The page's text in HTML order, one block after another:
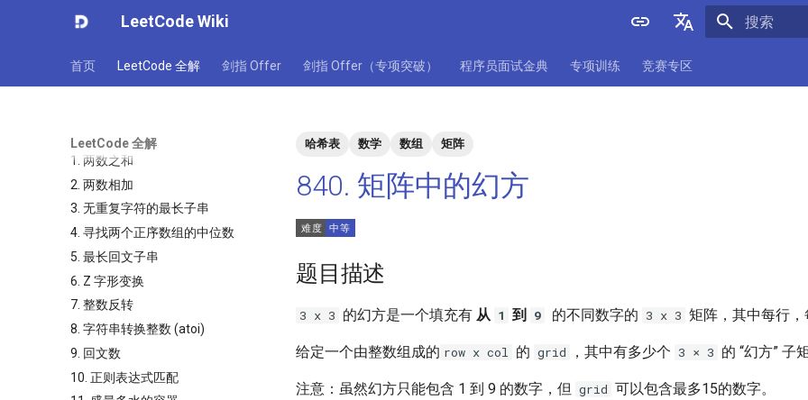
LeetCode Wiki
English
首页 LeetCode 全解 剑指 Offer 剑指 Offer（专项突破） 程序员面试金典 专项训练 竞赛专区
LeetCode 全解
1. 两数之和
2. 两数相加
3. 无重复字符的最长子串
4. 寻找两个正序数组的中位数
5. 最长回文子串
6. Z 字形变换
7. 整数反转
8. 字符串转换整数 (atoi)
9. 回文数
10. 正则表达式匹配
哈希表 数学 数组 矩阵
840. 矩阵中的幻方
题目描述
3 x 3 的幻方是一个填充有 从 1 到 9 的不同数字的 3 x 3 矩阵，其中每行，
给定一个由整数组成的 row x col 的 grid ，其中有多少个 3 × 3 的 “幻方” 子
注意：虽然幻方只能包含 1 到 9 的数字，但 grid 可以包含最多15的数字。